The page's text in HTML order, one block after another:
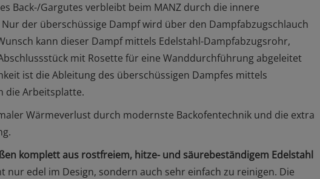
Back-/Gargutes verbleibt beim MANZ durch die innere
der überschüssige Dampf wird über den Dampfabzugschlauch
kann dieser Dampf mittels Edelstahl-Dampfabzugsrohr,
mit Rosette für eine Wanddurchführung abgeleitet
ist die Ableitung des überschüssigen Dampfes mittels
die Arbeitsplatte.
Wärmeverlust durch modernste Backofentechnik und die extra
komplett aus rostfreiem, hitze- und säurebeständigem Edelstahl
nur edel im Design, sondern auch sehr einfach zu reinigen. Die